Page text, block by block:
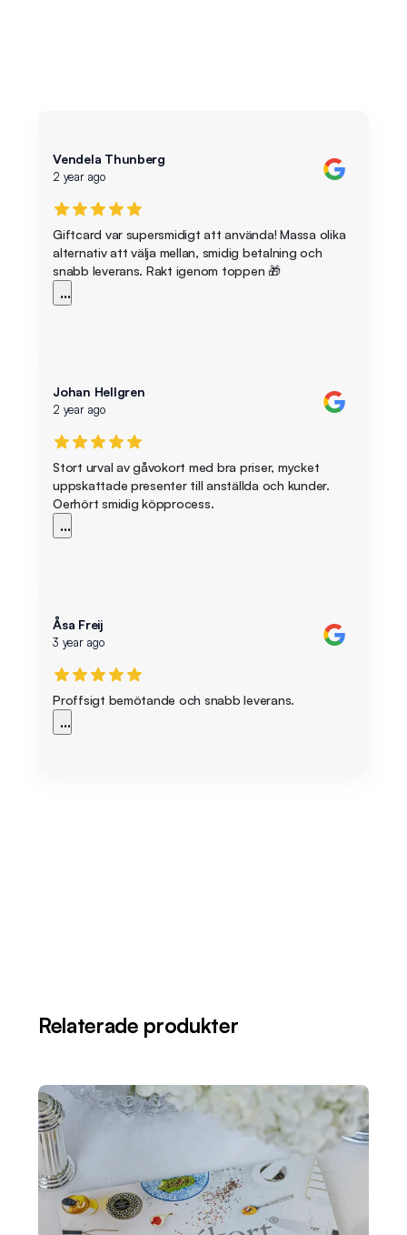
Vendela Thunberg
2 year ago
Giftcard var supersmidigt att använda! Massa olika
alternativ att välja mellan, smidig betalning och
snabb leverans. Rakt igenom toppen 🎁
...
Johan Hellgren
2 year ago
Stort urval av gåvokort med bra priser, mycket
uppskattade presenter till anställda och kunder.
Oerhört smidig köpprocess.
...
Åsa Freij
3 year ago
Proffsigt bemötande och snabb leverans.
...
Relaterade produkter